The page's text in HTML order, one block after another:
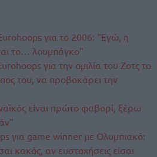
για το 2006: “Εγώ, η
το… λουμπάγκο”
για την ομιλία του Ζοτς το
του, να προβοκάρει την
είναι πρώτο φαβορί, ξέρω
για game winner με Ολυμπιακό:
κακός, αν ευστοχήσεις είσαι